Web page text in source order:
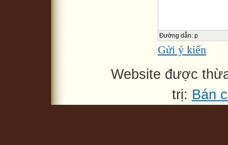
Đường dẫn: p
Gửi ý kiến
Website được
trị: Bán